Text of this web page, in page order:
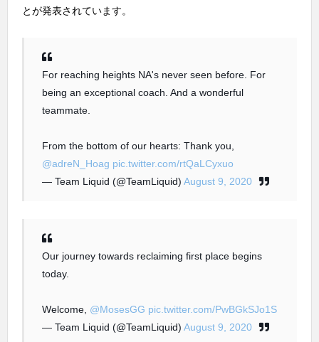
とが発表されています。
For reaching heights NA's never seen before. For
being an exceptional coach. And a wonderful
teammate.
From the bottom of our hearts: Thank you,
@adreN_Hoag pic.twitter.com/rtQaLCyxuo
— Team Liquid (@TeamLiquid) August 9, 2020
Our journey towards reclaiming first place begins
today.
Welcome, @MosesGG pic.twitter.com/PwBGkSJo1S
— Team Liquid (@TeamLiquid) August 9, 2020